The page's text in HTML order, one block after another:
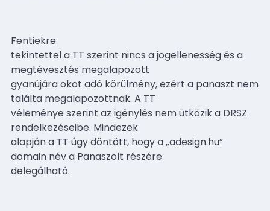
Fentiekre
tekintettel a TT szerint nincs a jogellenesség és a
megtévesztés megalapozott
gyanújára okot adó körülmény, ezért a panaszt nem
találta megalapozottnak. A TT
véleménye szerint az igénylés nem ütközik a DRSZ
rendelkezéseibe. Mindezek
alapján a TT úgy döntött, hogy a „adesign.hu”
domain név a Panaszolt részére
delegálható.